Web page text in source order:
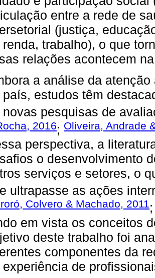
entre a rede de
(justiça,
renda, trabalho), o que
relações acontecem
a análise da
país, estudos têm
novas pesquisas de
2016; Oliveira, Andrade
perspectiva, a
o desenvolvimento
serviços e setores, o
ultrapasse as ações
Colvero & Machado, 2011
em vista os conceitos
deste trabalho foi
componentes da
experiência de